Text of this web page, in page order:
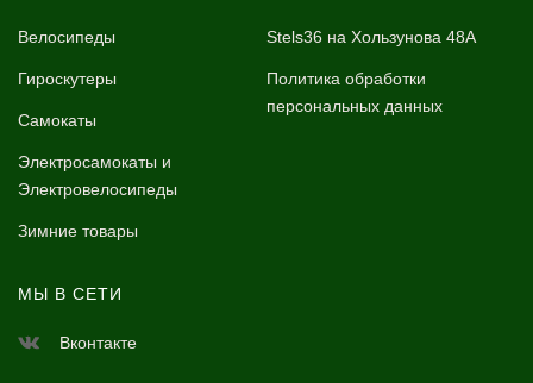
Велосипеды
Гироскутеры
Самокаты
Электросамокаты и
Электровелосипеды
Зимние товары
Stels36 на Хользунова 48А
Политика обработки
персональных данных
МЫ В СЕТИ
Вконтакте